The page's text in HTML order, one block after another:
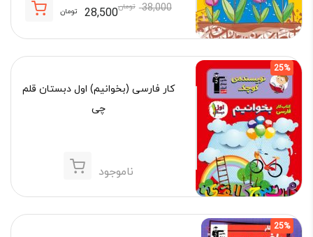
38,000 تومان
اصلی:
38,000 تومان
28,500 تومان
فعلی:
28,500 تومان.
25%
کار فارسی (بخوانیم) اول دبستان قلم
چی
ناموجود
25%